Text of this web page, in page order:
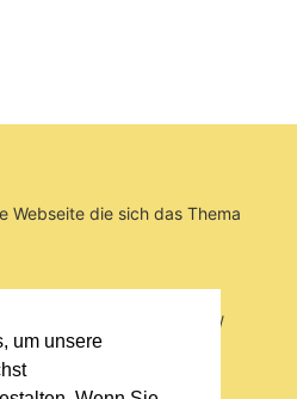
um unsere
Webseite die sich das Thema
www.bierkreiszeichen.at/